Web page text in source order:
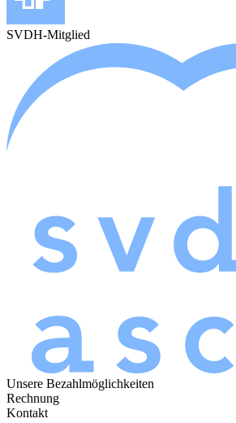
SVDH-Mitglied
Unsere Bezahlmöglichkeiten
Rechnung
Kontakt